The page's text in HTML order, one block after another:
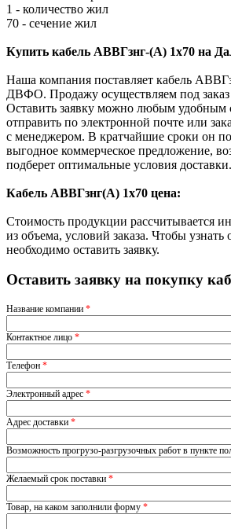
1 - количество жил
70 - сечение жил
Купить кабель АВВГзнг-(А) 1х70 на
Наша компания поставляет кабель
ДВФО. Продажу осуществляем под заказ
Оставить заявку можно любым удобным
отправить по электронной почте или
с менеджером. В кратчайшие сроки он
выгодное коммерческое предложение,
подберет оптимальные условия доставки.
Кабель АВВГзнг(A) 1х70 цена:
Стоимость продукции рассчитывается
из объема, условий заказа. Чтобы узнать
необходимо оставить заявку.
Оставить заявку на покупку
Название компании *
Контактное лицо *
Телефон *
Электронный адрес *
Адрес доставки *
Возможность прогрузо-разгрузочных работ в пункте
Желаемый срок поставки *
Товар, на каком заполнили форму *